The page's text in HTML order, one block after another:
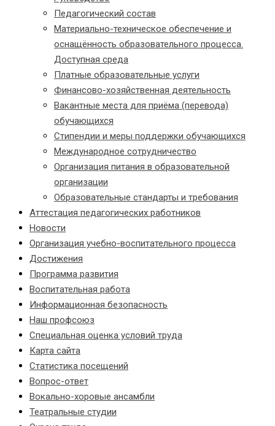
Педагогический состав
Материально-техническое обеспечение и
оснащённость образовательного процесса.
Доступная среда
Платные образовательные услуги
Финансово-хозяйственная деятельность
Вакантные места для приёма (перевода)
обучающихся
Стипендии и меры поддержки обучающихся
Международное сотрудничество
Организация питания в образовательной
организации
Образовательные стандарты и требования
Аттестация педагогических работников
Новости
Организация учебно-воспитательного процесса
Достижения
Программа развития
Воспитательная работа
Информационная безопасность
Наш профсоюз
Специальная оценка условий труда
Карта сайта
Статистика посещений
Вопрос-ответ
Вокально-хоровые ансамбли
Театральные студии